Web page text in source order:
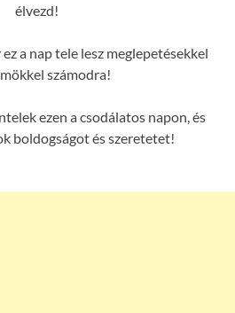
élvezd!
a nap tele lesz meglepetésekkel
számodra!
ezen a csodálatos napon, és
boldogságot és szeretetet!